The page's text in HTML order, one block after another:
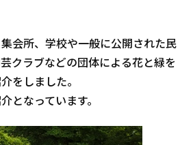
会所、学校や一般に公開された民
クラブなどの団体による花と緑を
をしました。
となっています。